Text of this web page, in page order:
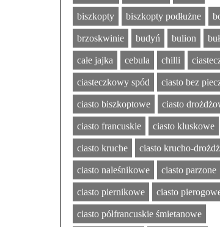
biszkopty biszkopty podłużne
brzoskwinie budyń bulion
całe jajka cebula chilli
ciasteczkowy spód ciasto bez
ciasto biszkoptowe ciasto
ciasto francuskie ciasto kluskowe
ciasto kruche ciasto krucho-
ciasto naleśnikowe ciasto parzone
ciasto piernikowe ciasto
ciasto półfrancuskie śmietanowe